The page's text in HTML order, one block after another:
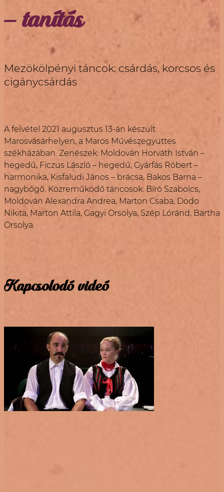
– tanítás
Mezökölpényi táncok: csárdás, korcsos és
cigánycsárdás
A felvétel 2021 augusztus 13-án készült
Marosvásárhelyen, a Maros Művészegyüttes
székházában. Zenészek: Moldován Horváth István –
hegedű, Ficzus László – hegedű, Gyárfás Róbert –
harmonika, Kisfaludi János – brácsa, Bakos Barna –
nagybőgő. Közreműködő táncosok: Bíró Szabolcs,
Moldován Alexandra Andrea, Marton Csaba, Dodo
Nikita, Marton Attila, Gagyi Orsolya, Szép Lóránd, Bartha
Orsolya.
Kapcsolodó videó